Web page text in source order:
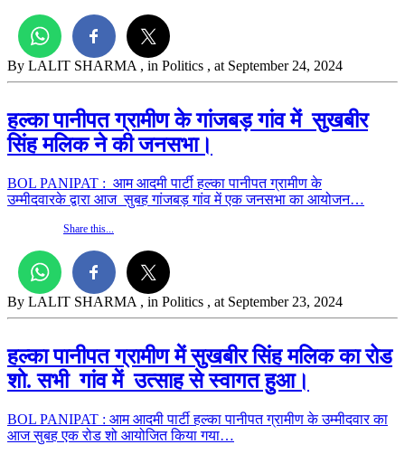
By LALIT SHARMA , in Politics , at September 24, 2024
हल्का पानीपत ग्रामीण के गांजबड़ गांव में सुखबीर
सिंह मलिक ने की जनसभा।
BOL PANIPAT : आम आदमी पार्टी हल्का पानीपत ग्रामीण के
उम्मीदवारके द्वारा आज सुबह गांजबड़ गांव में एक जनसभा का आयोजन…
Share this...
By LALIT SHARMA , in Politics , at September 23, 2024
हल्का पानीपत ग्रामीण में सुखबीर सिंह मलिक का रोड
शो. सभी गांव में उत्साह से स्वागत हुआ।
BOL PANIPAT : आम आदमी पार्टी हल्का पानीपत ग्रामीण के उम्मीदवार का
आज सुबह एक रोड शो आयोजित किया गया…